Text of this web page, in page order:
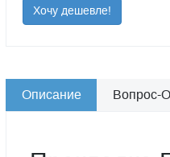
Хочу дешевле!
Описание Вопрос-